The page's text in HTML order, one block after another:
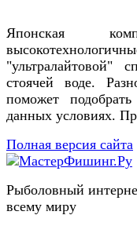
Японская
стоячей воде.
поможет
данных условиях.
Полная версия сайта
Рыболовный
всему миру